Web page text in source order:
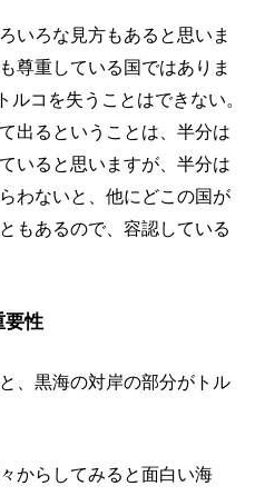
いろな見方もあると思いま
尊重している国ではありま
コを失うことはできない。
出るということは、半分は
いると思いますが、半分は
わないと、他にどこの国が
もあるので、容認している
要性
、黒海の対岸の部分がトル
からしてみると面白い海